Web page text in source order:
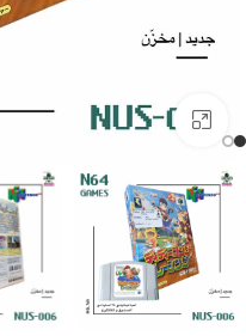
اضفط لتكبير الصورة